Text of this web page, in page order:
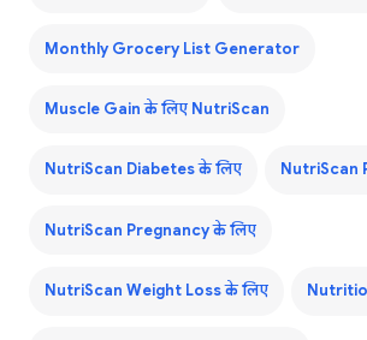
Monthly Grocery List Generator
Muscle Gain के लिए NutriScan
NutriScan Diabetes के लिए NutriScan
NutriScan Pregnancy के लिए
NutriScan Weight Loss के लिए